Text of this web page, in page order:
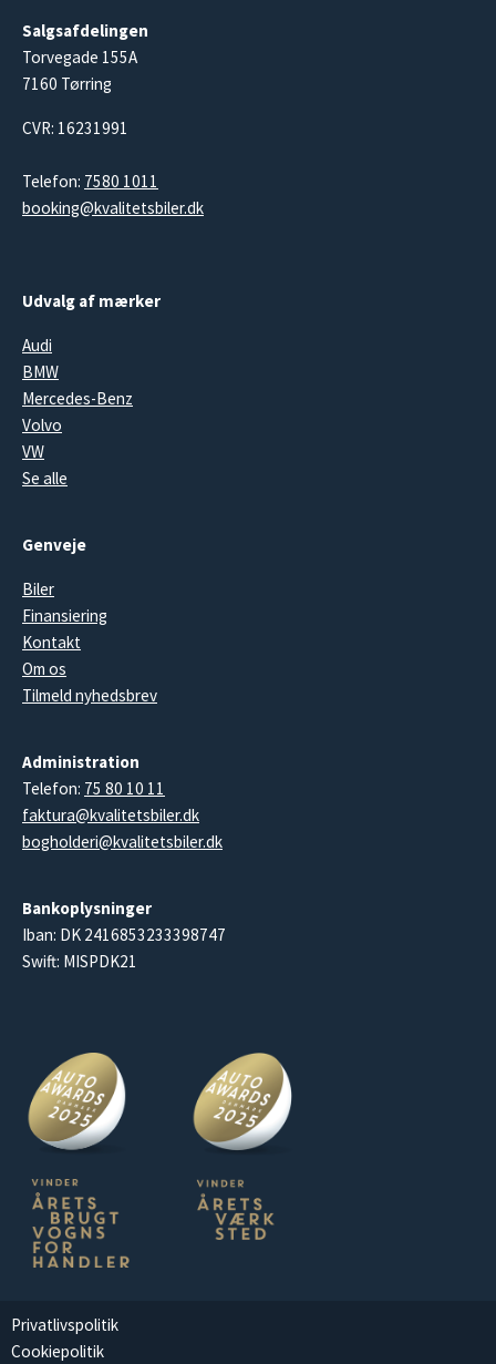
Salgsafdelingen
Torvegade 155A
7160 Tørring
CVR: 16231991
Telefon: 7580 1011
booking@kvalitetsbiler.dk
Udvalg af mærker
Audi
BMW
Mercedes-Benz
Volvo
VW
Se alle
Genveje
Biler
Finansiering
Kontakt
Om os
Tilmeld nyhedsbrev
Administration
Telefon: 75 80 10 11
faktura@kvalitetsbiler.dk
bogholderi@kvalitetsbiler.dk
Bankoplysninger
Iban: DK 2416853233398747
Swift: MISPDK21
Privatlivspolitik
Cookiepolitik